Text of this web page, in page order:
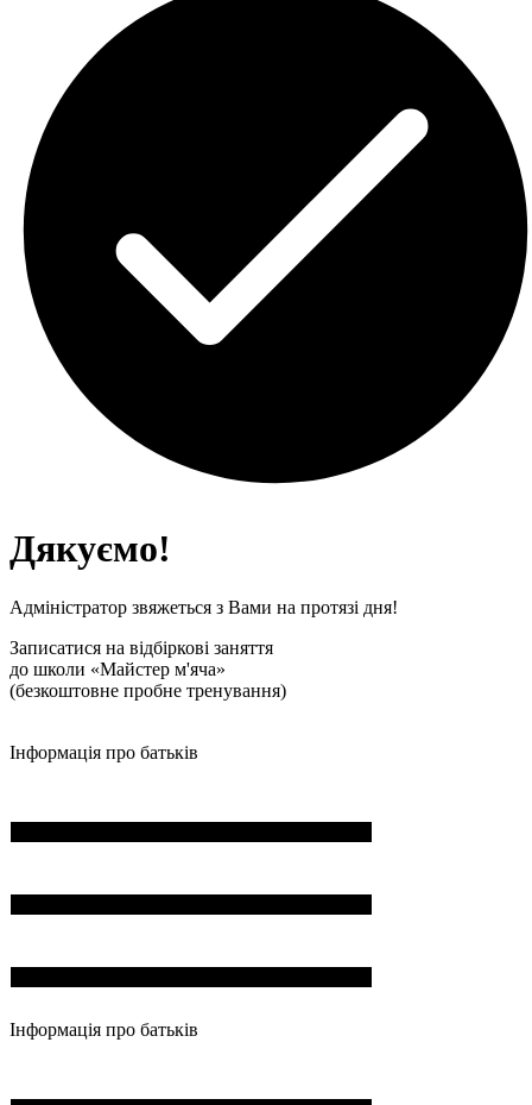
Дякуємо!
Адміністратор звяжеться з Вами на протязі дня!
Записатися на відбіркові заняття
до школи «Майстер м'яча»
(безкоштовне пробне тренування)
Інформація про батьків
Інформація про батьків